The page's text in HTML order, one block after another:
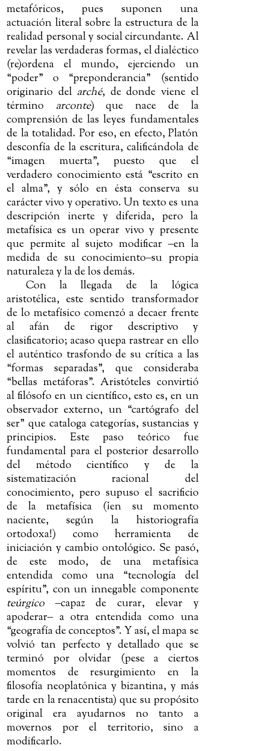
metafóricos, pues suponen una
actuación literal sobre la estructura de la
realidad personal y social circundante. Al
revelar las verdaderas formas, el dialéctico
(re)ordena el mundo, ejerciendo un
“poder” o “preponderancia” (sentido
originario del arché, de donde viene el
término arconte) que nace de la
comprensión de las leyes fundamentales
de la totalidad. Por eso, en efecto, Platón
desconfía de la escritura, calificándola de
“imagen muerta”, puesto que el
verdadero conocimiento está “escrito en
el alma”, y sólo en ésta conserva su
carácter vivo y operativo. Un texto es una
descripción inerte y diferida, pero la
metafísica es un operar vivo y presente
que permite al sujeto modificar‒en la
medida de su conocimiento‒su propia
naturaleza y la de los demás.
Con la llegada de la lógica
aristotélica, este sentido transformador
de lo metafísico comenzó a decaer frente
al afán de rigor descriptivo y
clasificatorio; acaso quepa rastrear en ello
el auténtico trasfondo de su crítica a las
“formas separadas”, que consideraba
“bellas metáforas”. Aristóteles convirtió
al filósofo en un científico, esto es, en un
observador externo, un “cartógrafo del
ser” que cataloga categorías, sustancias y
principios. Este paso teórico fue
fundamental para el posterior desarrollo
del método científico y de la
sistematización racional del
conocimiento, pero supuso el sacrificio
de la metafísica (¡en su momento
naciente, según la historiografía
ortodoxa!) como herramienta de
iniciación y cambio ontológico. Se pasó,
de este modo, de una metafísica
entendida como una “tecnología del
espíritu”, con un innegable componente
teúrgico
‒capaz de curar, elevar y
apoderar‒a otra entendida como una
“geografía de conceptos”. Y así, el mapa se
volvió tan perfecto y detallado que se
terminó por olvidar (pese a ciertos
momentos de resurgimiento en la
filosofía neoplatónica y bizantina, y más
tarde en la renacentista) que su propósito
original era ayudarnos no tanto a
movernos por el territorio, sino a
modificarlo.